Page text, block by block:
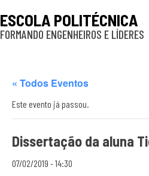
ESCOLA POLITÉCNICA
FORMANDO ENGENHEIROS E LÍDERES
« Todos Eventos
Este evento já passou.
Dissertação da aluna
07/02/2019 - 14:30